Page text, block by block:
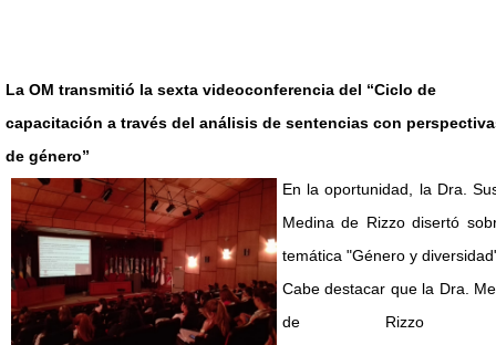
La OM transmitió la sexta videoconferencia del “Ciclo de
capacitación a través del análisis de sentencias con
de género”
En la oportunidad, la Dra.
Medina de Rizzo disertó
temática "Género y
Cabe destacar que la Dra.
de Rizzo